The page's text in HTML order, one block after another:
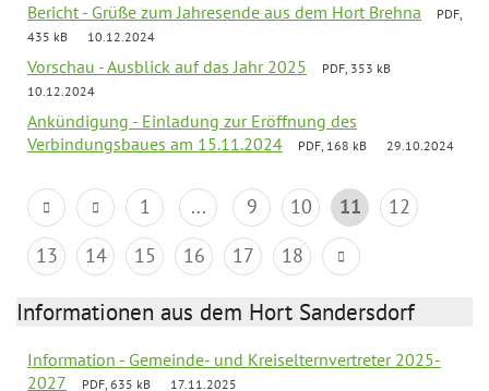
Bericht - Grüße zum Jahresende aus dem Hort Brehna
PDF,
435 kB
10.12.2024
Vorschau - Ausblick auf das Jahr 2025
PDF, 353 kB
10.12.2024
Ankündigung - Einladung zur Eröffnung des
Verbindungsbaues am 15.11.2024
PDF, 168 kB 29.10.2024
1 ... 9 10 11
12
13
14 15 16 17 18
Informationen aus dem Hort Sandersdorf
Information - Gemeinde- und Kreiselternvertreter 2025-
2027
PDF, 635 kB 17.11.2025